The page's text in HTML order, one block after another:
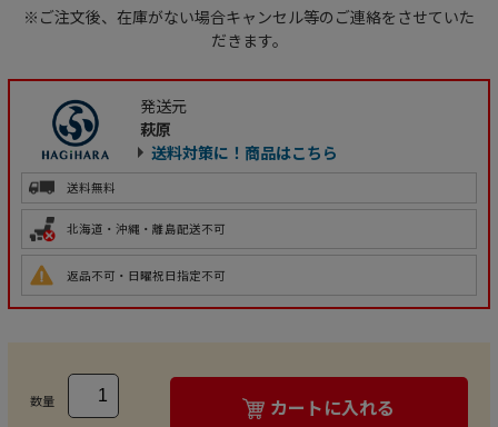
※ご注文後、在庫がない場合キャンセル等のご連絡をさせていた
だきます。
発送元
萩原
送料対策に！商品はこちら
送料無料
北海道・沖縄・離島配送不可
返品不可・日曜祝日指定不可
数量 カートに入れる